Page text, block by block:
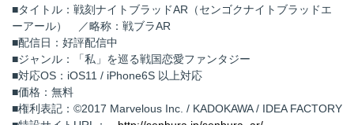
■タイトル：戦刻ナイトブラッドAR（センゴクナイトブラッドエ
ーアール） ／略称：戦ブラAR
■配信日：好評配信中
■ジャンル：「私」を巡る戦国恋愛ファンタジー
■対応OS：iOS11 / iPhone6S 以上対応
■価格：無料
■権利表記：©2017 Marvelous Inc. / KADOKAWA / IDEA FACTORY